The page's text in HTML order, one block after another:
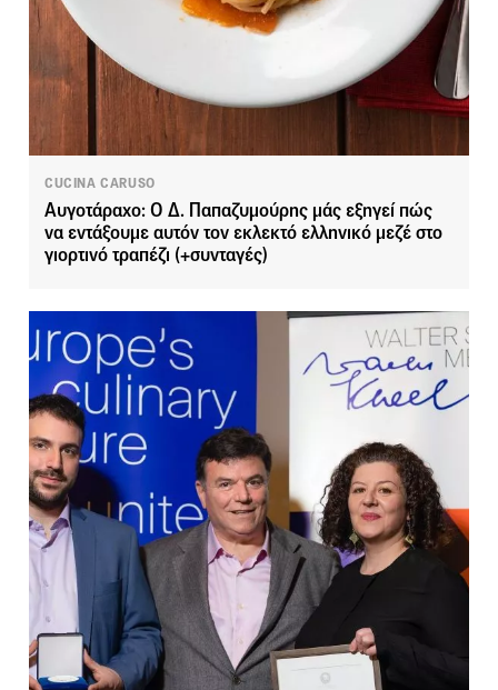
CUCINA CARUSO
Αυγοτάραχο: Ο Δ. Παπαζυμούρης μάς εξηγεί πώς
να εντάξουμε αυτόν τον εκλεκτό ελληνικό μεζέ στο
γιορτινό τραπέζι (+συνταγές)